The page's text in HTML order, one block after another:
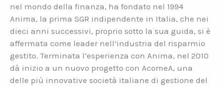
nel mondo della finanza, ha fondato nel 1994
Anima, la prima SGR indipendente in Italia, che nei
dieci anni successivi, proprio sotto la sua guida, si è
affermata come leader nell’industria del risparmio
gestito. Terminata l’esperienza con Anima, nel 2010
dà inizio a un nuovo progetto con AcomeA, una
delle più innovative società italiane di gestione del